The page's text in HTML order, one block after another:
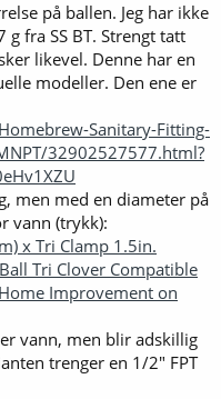
på ballen. Jeg har ikke
fra SS BT. Strengt tatt
likevel. Denne har en
modeller. Den ene er
Sanitary-Fitting-
32902527577.html?
men med en diameter på
vann (trykk):
x Tri Clamp 1.5in.
Tri Clover Compatible
Improvement on
vann, men blir adskillig
trenger en 1/2" FPT